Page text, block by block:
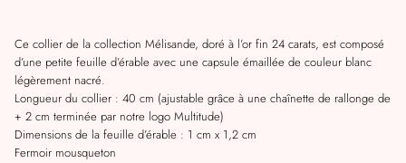
Ce collier de la collection Mélisande, doré à l’or fin 24 carats, est composé
d’une petite feuille d’érable avec une capsule émaillée de couleur blanc
légèrement nacré.
Longueur du collier : 40 cm (ajustable grâce à une chaînette de rallonge de
+ 2 cm terminée par notre logo Multitude)
Dimensions de la feuille d’érable : 1 cm x 1,2 cm
Fermoir mousqueton